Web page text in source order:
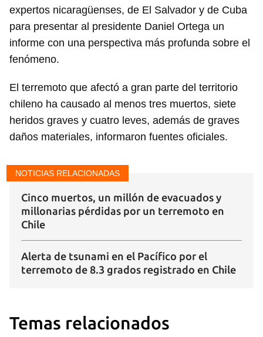
expertos nicaragüenses, de El Salvador y de Cuba
para presentar al presidente Daniel Ortega un
informe con una perspectiva más profunda sobre el
fenómeno.
El terremoto que afectó a gran parte del territorio
chileno ha causado al menos tres muertos, siete
heridos graves y cuatro leves, además de graves
daños materiales, informaron fuentes oficiales.
NOTICIAS RELACIONADAS
Cinco muertos, un millón de evacuados y
millonarias pérdidas por un terremoto en
Chile
Alerta de tsunami en el Pacífico por el
terremoto de 8.3 grados registrado en Chile
Temas relacionados